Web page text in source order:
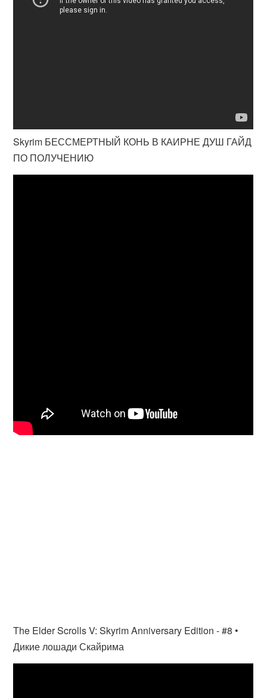
Skyrim БЕССМЕРТНЫЙ КОНЬ В КАИРНЕ ДУШ ГАЙД
ПО ПОЛУЧЕНИЮ
The Elder Scrolls V: Skyrim Anniversary Edition - #8 •
Дикие лошади Скайрима